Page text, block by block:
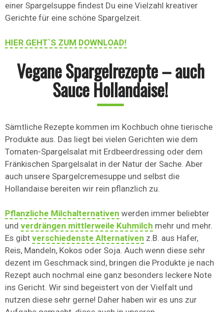
einer Spargelsuppe findest Du eine Vielzahl kreativer
Gerichte für eine schöne Spargelzeit.
HIER GEHT`S ZUM DOWNLOAD!
Vegane Spargelrezepte – auch
Sauce Hollandaise!
Sämtliche Rezepte kommen im Kochbuch ohne tierische
Produkte aus. Das liegt bei vielen Gerichten wie dem
Tomaten-Spargelsalat mit Erdbeerdressing oder dem
Fränkischen Spargelsalat in der Natur der Sache. Aber
auch unsere Spargelcremesuppe und selbst die
Hollandaise bereiten wir rein pflanzlich zu.
Pflanzliche Milchalternativen werden immer beliebter
und verdrängen mittlerweile Kuhmilch mehr und mehr.
Es gibt verschiedenste Alternativen z.B. aus Hafer,
Reis, Mandeln, Kokos oder Soja. Auch wenn diese sehr
dezent im Geschmack sind, bringen die Produkte je nach
Rezept auch nochmal eine ganz besonders leckere Note
ins Gericht. Wir sind begeistert von der Vielfalt und
nutzen diese sehr gerne! Daher haben wir es uns zur